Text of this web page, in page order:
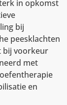
in opkomst
bij
peesklachten
bij voorkeur
met
en